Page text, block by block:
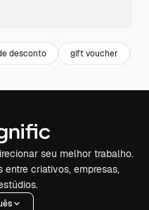
desconto gift voucher
seu melhor trabalho.
entre criativos, empresas,